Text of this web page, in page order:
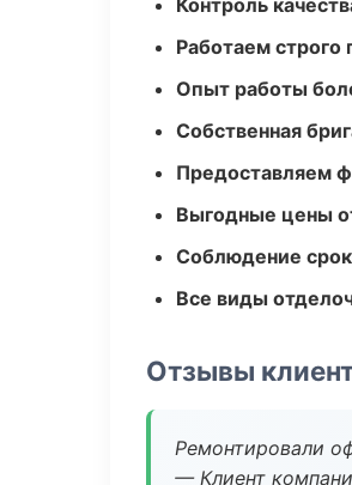
Контроль
Работаем строго
Опыт работы
Собственная
Предоставляем
Выгодные цены
Соблюдение
Все виды
Отзывы
Ремонтировали
— Клиент